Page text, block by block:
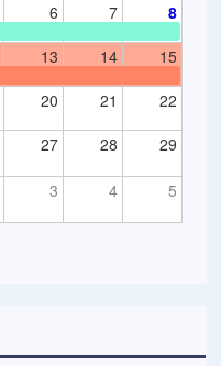
6 7 8
13 14 15
20 21 22
27 28 29
3 4 5